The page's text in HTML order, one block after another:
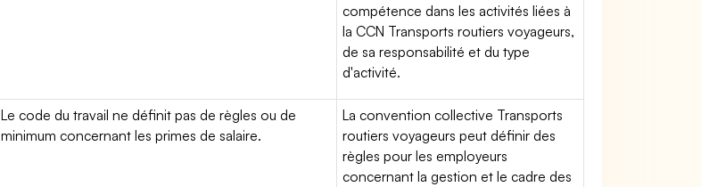
compétence dans les activités liées à
la CCN Transports routiers voyageurs,
de sa responsabilité et du type
d'activité.
Le code du travail ne définit pas de règles ou de
minimum concernant les primes de salaire.
La convention collective Transports
routiers voyageurs peut définir des
règles pour les employeurs
concernant la gestion et le cadre des